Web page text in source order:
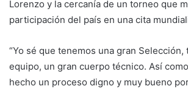
Lorenzo y la cercanía de un torneo que
participación del país en una cita
“Yo sé que tenemos una gran Selección,
equipo, un gran cuerpo técnico. Así
hecho un proceso digno y muy bueno